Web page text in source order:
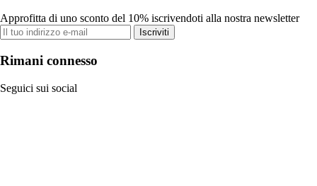
Approfitta di uno sconto del 10% iscrivendoti alla nostra newsletter
Iscriviti
Rimani connesso
Seguici sui social